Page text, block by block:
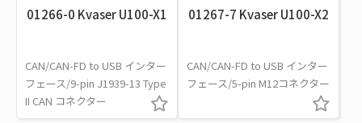
01266-0 Kvaser U100-X1
CAN/CAN-FD to USB インター
フェース/9-pin J1939-13 Type
II CAN コネクター
01267-7 Kvaser U100-X2
CAN/CAN-FD to USB インター
フェース/5-pin M12コネクター